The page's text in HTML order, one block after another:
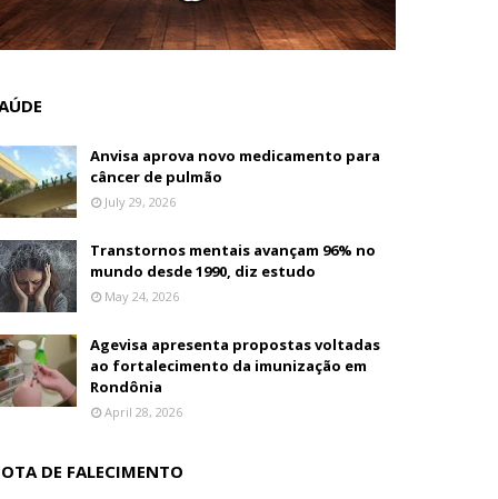
Anvisa aprova novo medicamento para
câncer de pulmão
July 29, 2026
Transtornos mentais avançam 96% no
mundo desde 1990, diz estudo
May 24, 2026
Agevisa apresenta propostas voltadas
ao fortalecimento da imunização em
Rondônia
April 28, 2026
DE FALECIMENTO